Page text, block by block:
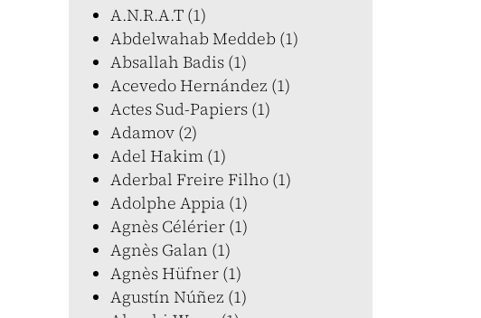
A.N.R.A.T (1)
Abdelwahab Meddeb (1)
Absallah Badis (1)
Acevedo Hernández (1)
Actes Sud-Papiers (1)
Adamov (2)
Adel Hakim (1)
Aderbal Freire Filho (1)
Adolphe Appia (1)
Agnès Célérier (1)
Agnès Galan (1)
Agnès Hüfner (1)
Agustín Núñez (1)